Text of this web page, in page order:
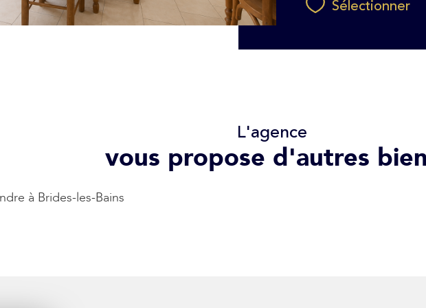
Sélectionner
L'agence
vous propose d'autres
à Brides-les-Bains